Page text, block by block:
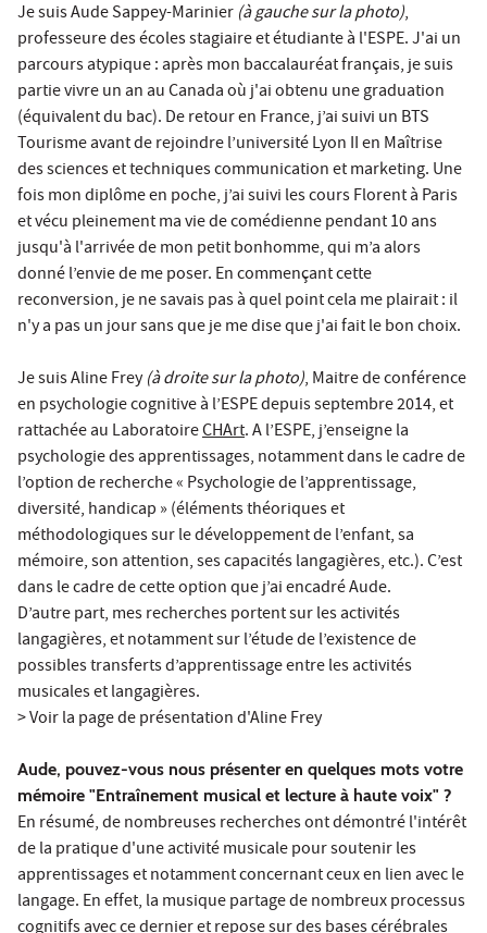
Je suis Aude Sappey-Marinier (à gauche sur la photo),
professeure des écoles stagiaire et étudiante à l'ESPE. J'ai un
parcours atypique : après mon baccalauréat français, je suis
partie vivre un an au Canada où j'ai obtenu une graduation
(équivalent du bac). De retour en France, j’ai suivi un BTS
Tourisme avant de rejoindre l’université Lyon II en Maîtrise
des sciences et techniques communication et marketing. Une
fois mon diplôme en poche, j’ai suivi les cours Florent à Paris
et vécu pleinement ma vie de comédienne pendant 10 ans
jusqu'à l'arrivée de mon petit bonhomme, qui m’a alors
donné l’envie de me poser. En commençant cette
reconversion, je ne savais pas à quel point cela me plairait : il
n'y a pas un jour sans que je me dise que j'ai fait le bon choix.
Je suis Aline Frey(à droite sur la photo), Maitre de conférence
en psychologie cognitive à l’ESPE depuis septembre 2014, et
rattachée au LaboratoireCHArt. A l’ESPE, j’enseigne la
psychologie des apprentissages, notamment dans le cadre de
l’option de recherche « Psychologie de l’apprentissage,
diversité, handicap » (éléments théoriques et
méthodologiques sur le développement de l’enfant, sa
mémoire, son attention, ses capacités langagières, etc.). C’est
dans le cadre de cette option que j’ai encadré Aude.
D’autre part, mes recherches portent sur les activités
langagières, et notamment sur l’étude de l’existence de
possibles transferts d’apprentissage entre les activités
musicales et langagières.
> Voir la page de présentation d'Aline Frey
Aude, pouvez-vous nous présenter en quelques mots votre
mémoire "Entraînement musical et lecture à haute voix" ?
En résumé, de nombreuses recherches ont démontré l'intérêt
de la pratique d'une activité musicale pour soutenir les
apprentissages et notamment concernant ceux en lien avec le
langage. En effet, la musique partage de nombreux processus